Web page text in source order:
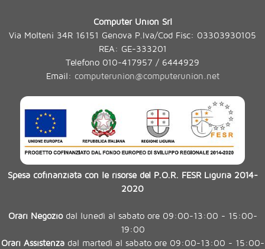
Computer Union Srl
Via Molteni 34R 16151 Genova P.Iva/Cod Fisc: 03303930105
REA: GE-333201
Telefono 010-417957 / 6444929
Email: computerunion@computerunion.net
Spesa cofinanziata con le risorse del P.O.R. FESR Liguria 2014-
2020
Orari Negoziodal lunedì al sabato ore 09:00-13:00 - 15:00-
19:00
Orari Assistenzadal martedì al sabato ore 09:00-13:00 - 15:00-